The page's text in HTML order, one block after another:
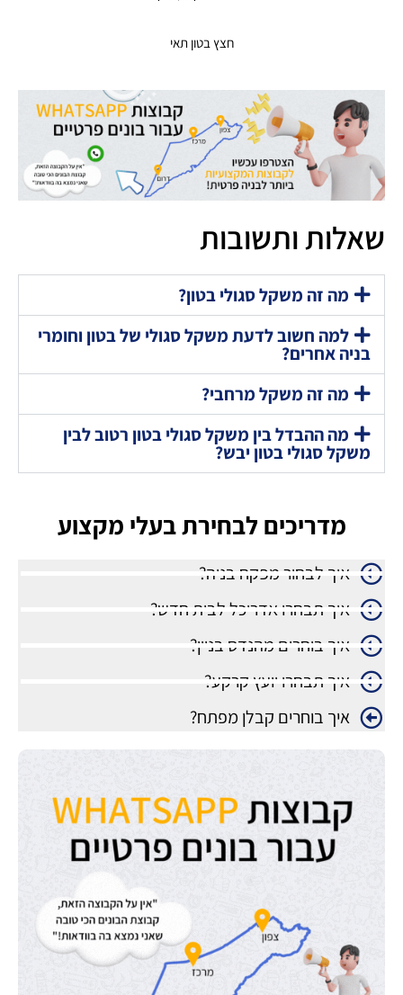
חצץ בטון תאי
שאלות ותשובות
מה זה משקל סגולי בטון?
למה חשוב לדעת משקל סגולי של בטון וחומרי
בניה אחרים?
מה זה משקל מרחבי?
מה ההבדל בין משקל סגולי בטון רטוב לבין
משקל סגולי בטון יבש?
מדריכים לבחירת בעלי מקצוע
איך לבחור מפקח בניה?
איך תבחרו אדריכל לבית חדש?
איך בוחרים מהנדס בניין?
איך תבחרו יועץ קרקע?
איך בוחרים קבלן מפתח?